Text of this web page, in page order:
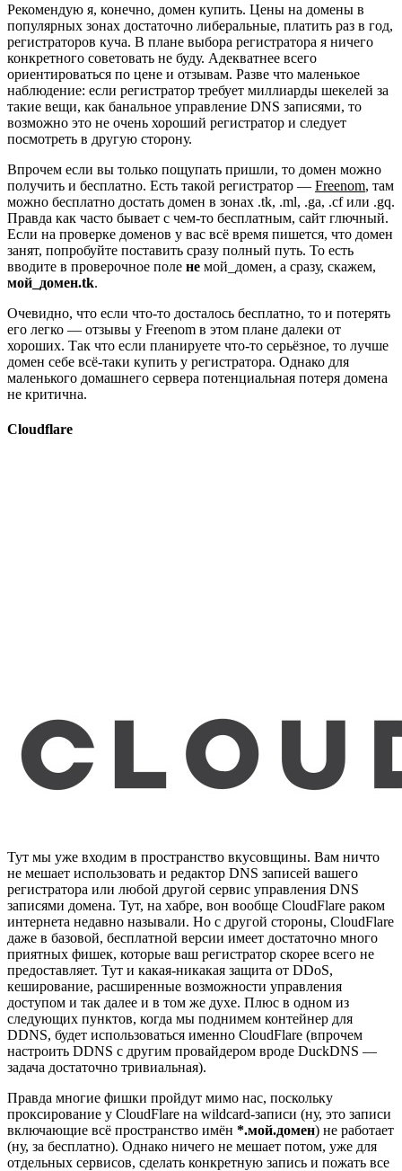
Рекомендую я, конечно, домен купить. Цены на домены в
популярных зонах достаточно либеральные, платить раз в год,
регистраторов куча. В плане выбора регистратора я ничего
конкретного советовать не буду. Адекватнее всего
ориентироваться по цене и отзывам. Разве что маленькое
наблюдение: если регистратор требует миллиарды шекелей за
такие вещи, как банальное управление DNS записями, то
возможно это не очень хороший регистратор и следует
посмотреть в другую сторону.
Впрочем если вы только пощупать пришли, то домен можно
получить и бесплатно. Есть такой регистратор — Freenom, там
можно бесплатно достать домен в зонах .tk, .ml, .ga, .cf или .gq.
Правда как часто бывает с чем-то бесплатным, сайт глючный.
Если на проверке доменов у вас всё время пишется, что домен
занят, попробуйте поставить сразу полный путь. То есть
вводите в проверочное поле не мой_домен, а сразу, скажем,
мой_домен.tk.
Очевидно, что если что-то досталось бесплатно, то и потерять
его легко — отзывы у Freenom в этом плане далеки от
хороших. Так что если планируете что-то серьёзное, то лучше
домен себе всё-таки купить у регистратора. Однако для
маленького домашнего сервера потенциальная потеря домена
не критична.
Cloudflare
Тут мы уже входим в пространство вкусовщины. Вам ничто
не мешает использовать и редактор DNS записей вашего
регистратора или любой другой сервис управления DNS
записями домена. Тут, на хабре, вон вообще CloudFlare раком
интернета недавно называли. Но с другой стороны, CloudFlare
даже в базовой, бесплатной версии имеет достаточно много
приятных фишек, которые ваш регистратор скорее всего не
предоставляет. Тут и какая-никакая защита от DDoS,
кеширование, расширенные возможности управления
доступом и так далее и в том же духе. Плюс в одном из
следующих пунктов, когда мы поднимем контейнер для
DDNS, будет использоваться именно CloudFlare (впрочем
настроить DDNS с другим провайдером вроде DuckDNS —
задача достаточно тривиальная).
Правда многие фишки пройдут мимо нас, поскольку
проксирование у CloudFlare на wildcard-записи (ну, это записи
включающие всё пространство имён *.мой.домен) не работает
(ну, за бесплатно). Однако ничего не мешает потом, уже для
отдельных сервисов, сделать конкретную запись и пожать все